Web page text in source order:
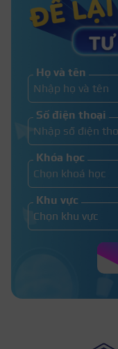
Họ và tên
Số điện thoại
Khóa học
Khu vực